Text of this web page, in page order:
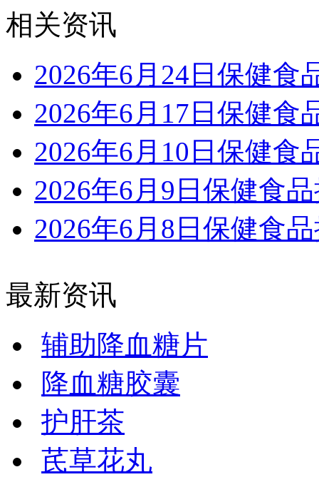
相关资讯
2026年6月24日保健食
2026年6月17日保健食
2026年6月10日保健食
2026年6月9日保健食
2026年6月8日保健食
最新资讯
辅助降血糖片
降血糖胶囊
护肝茶
芪草花丸